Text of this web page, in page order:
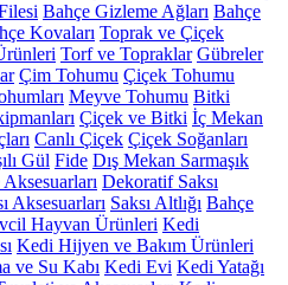
Bahçe Gizleme Ağları Bahçe
Kovaları Toprak ve Çiçek
Torf ve Topraklar Gübreler
Çim Tohumu Çiçek Tohumu
Meyve Tohumu Bitki
Çiçek ve Bitki İç Mekan
Canlı Çiçek Çiçek Soğanları
Gül Fide Dış Mekan Sarmaşık
Aksesuarları Dekoratif Saksı
Aksesuarları Saksı Altlığı Bahçe
Hayvan Ürünleri Kedi
Kedi Hijyen ve Bakım Ürünleri
ve Su Kabı Kedi Evi Kedi Yatağı